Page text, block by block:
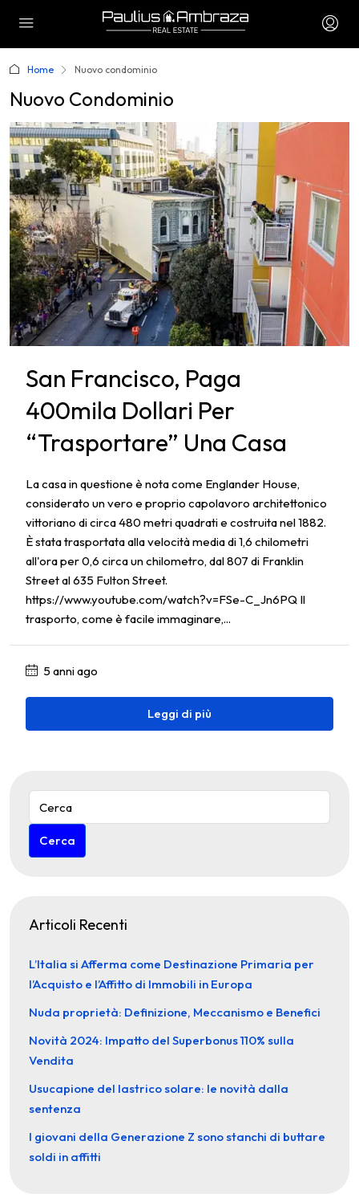
Home Nuovo condominio
Nuovo Condominio
San Francisco, Paga
400mila Dollari Per
“trasportare” Una Casa
La casa in questione è nota come Englander House,
considerato un vero e proprio capolavoro architettonico
vittoriano di circa 480 metri quadrati e costruita nel 1882.
È stata trasportata alla velocità media di 1,6 chilometri
all'ora per 0,6 circa un chilometro, dal 807 di Franklin
Street al 635 Fulton Street.
https://www.youtube.com/watch?v=FSe-C_Jn6PQ Il
trasporto, come è facile immaginare,...
5 anni ago
Leggi di più
Cerca
Articoli Recenti
L’Italia si Afferma come Destinazione Primaria per
l’Acquisto e l’Affitto di Immobili in Europa
Nuda proprietà: Definizione, Meccanismo e Benefici
Novità 2024: Impatto del Superbonus 110% sulla
Vendita
Usucapione del lastrico solare: le novità dalla
sentenza
I giovani della Generazione Z sono stanchi di buttare
soldi in affitti